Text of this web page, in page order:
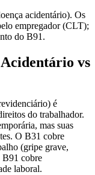
acidentário). Os
empregador (CLT);
do B91.
vs
é
do trabalhador.
mas suas
O B31 cobre
(gripe grave,
B91 cobre
laboral.